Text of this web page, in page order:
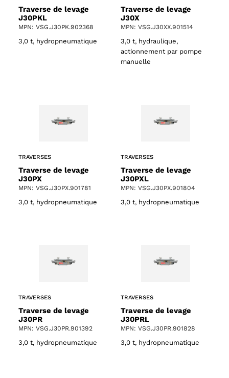
Traverse de levage
J30PKL
MPN: VSG.J30PK.902368
3,0 t, hydropneumatique
Traverse de levage
J30X
MPN: VSG.J30XX.901514
3,0 t, hydraulique,
actionnement par pompe
manuelle
TRAVERSES
Traverse de levage
J30PX
MPN: VSG.J30PX.901781
3,0 t, hydropneumatique
TRAVERSES
Traverse de levage
J30PXL
MPN: VSG.J30PX.901804
3,0 t, hydropneumatique
TRAVERSES
Traverse de levage
J30PR
MPN: VSG.J30PR.901392
3,0 t, hydropneumatique
TRAVERSES
Traverse de levage
J30PRL
MPN: VSG.J30PR.901828
3,0 t, hydropneumatique